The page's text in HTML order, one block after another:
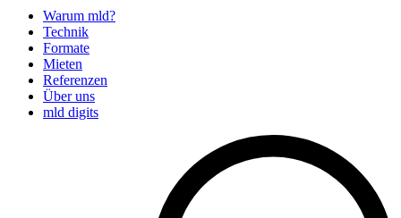
Warum mld?
Technik
Formate
Mieten
Referenzen
Über uns
mld digits